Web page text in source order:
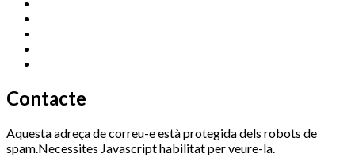
Contacte
Aquesta adreça de correu-e està protegida dels robots de
spam.Necessites Javascript habilitat per veure-la.